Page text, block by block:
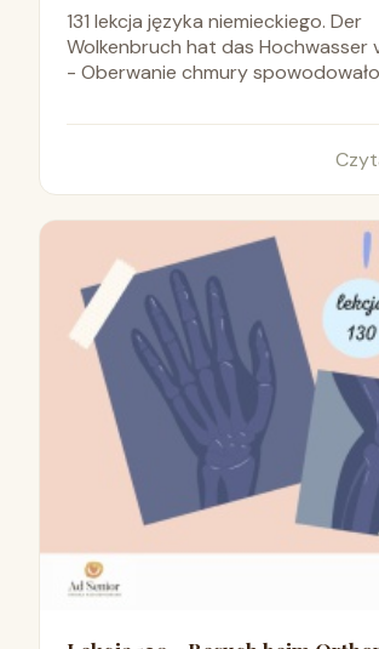
131 lekcja języka niemieckiego. Der
Wolkenbruch hat das Hochwasser
- Oberwanie chmury